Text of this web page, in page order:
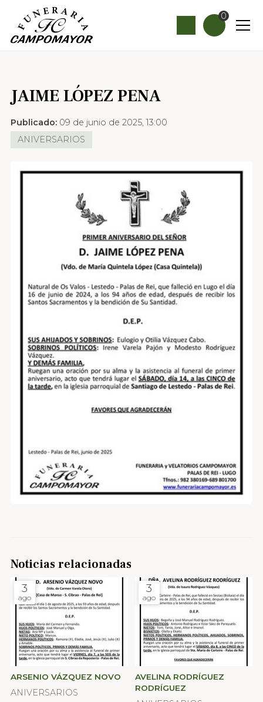
0
JAIME LÓPEZ PENA
Publicado: 09 de junio de 2025, 13:00
ANIVERSARIOS
Noticias relacionadas
3
ago
ARSENIO VÁZQUEZ NOVO
ANIVERSARIOS
3
ago
AVELINA RODRÍGUEZ
RODRÍGUEZ